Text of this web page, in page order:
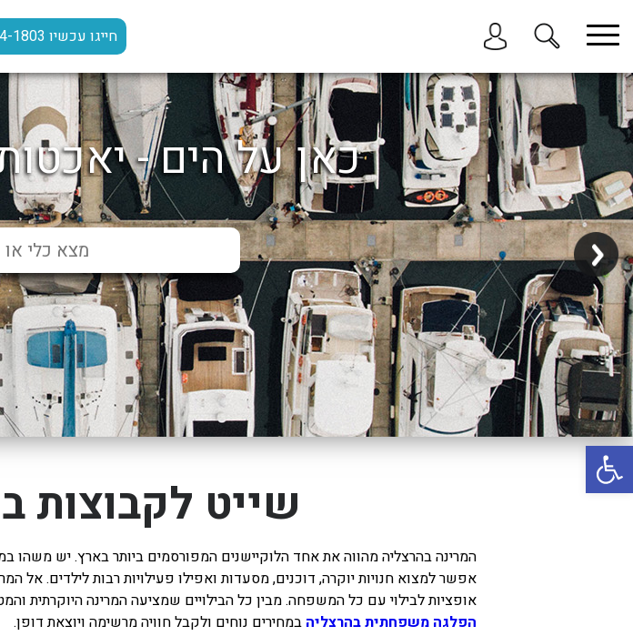
פתח סרגל נגישות
חייגו עכשיו 072-334-1803
בחר תתקטגוריה בחר מיקום
הכל
ביוון / ליוון
בישראל
באילת
במרינה הרצליה
בכנרת
בהרצליה
בתל אביב
באשקלון
באשדוד
בטבריה
בעכו
בחיפה / מחיפה
ביפו
כאן על הים -
שייט לקבוצות
המרינה בהרצליה מהווה את אחד הלוקיישנים המפורסמים ביותר בארץ. יש משהו
אפשר למצוא חנויות יוקרה, דוכנים, מסעדות ואפילו פעילויות רבות לילדים.
אופציות לבילוי עם כל המשפחה. מבין כל הבילויים שמציעה המרינה
הפלגה משפחתית בהרצליה במחירים נוחים ולקבל חוויה מרשימה ויוצאת דופן.